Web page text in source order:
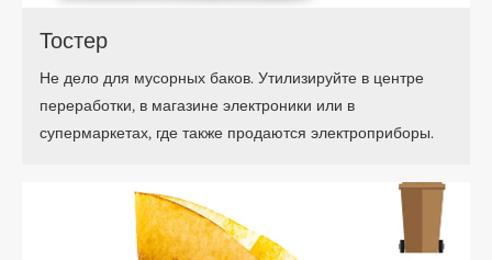
Тостер
Не дело для мусорных баков. Утилизируйте в центре
переработки, в магазине электроники или в
супермаркетах, где также продаются электроприборы.